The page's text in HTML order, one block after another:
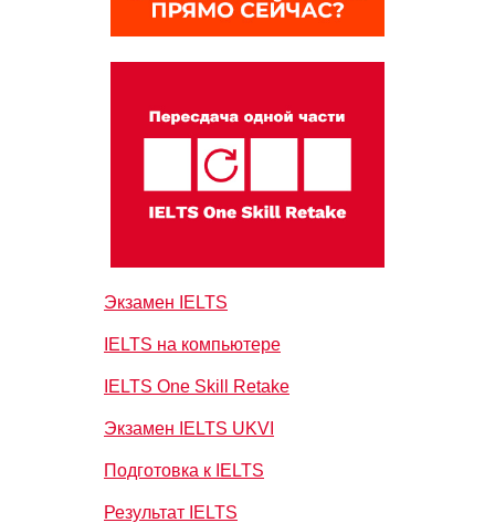
Экзамен IELTS
IELTS на компьютере
IELTS One Skill Retake
Экзамен IELTS UKVI
Подготовка к IELTS
Результат IELTS